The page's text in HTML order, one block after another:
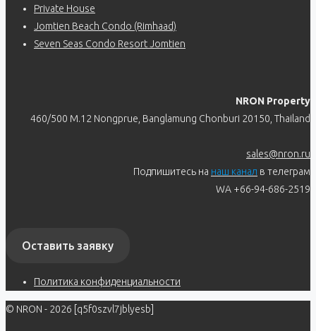
Private House
Jomtien Beach Condo (Rimhaad)
Seven Seas Condo Resort Jomtien
NRON Property
460/500 M.12 Nongprue, Banglamung Chonburi 20150, Thailand
sales@nron.ru
Подпишитесь на наш канал в телеграм
WA +66-94-686-2519
Оставить заявку
Политика конфиденциальности
© NRON - 2026 [q5f0szvl7jblyesb]